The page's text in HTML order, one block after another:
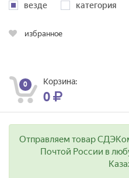
везде категория
избранное
0 Корзина:
0
Отправляем товар
Почтой России в